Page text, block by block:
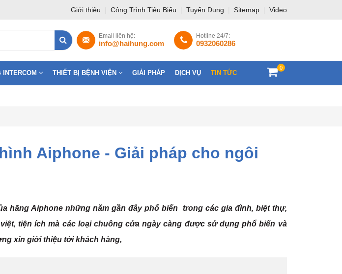
Giới thiệu Công Trình Tiêu Biểu Tuyển Dụng Sitemap Video
Hotline 24/7:
0932060286
Email liên hệ:
info@haihung.com
0
INTERCOM THIẾT BỊ BỆNH VIỆN GIẢI PHÁP DỊCH VỤ TIN TỨC
Aiphone - Giải pháp cho ngôi
hãng Aiphone những năm gần đây phổ biến trong các gia đình, biệt thự,
tiện ích mà các loại chuông cửa ngày càng được sử dụng phổ biến và
xin giới thiệu tới khách hàng,